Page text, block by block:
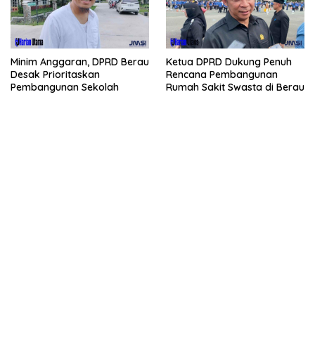
Minim Anggaran, DPRD Berau
Desak Prioritaskan
Pembangunan Sekolah
Ketua DPRD Dukung Penuh
Rencana Pembangunan
Rumah Sakit Swasta di Berau